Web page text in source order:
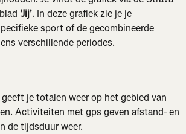
'Jij'. In deze grafiek zie je je
sport of de gecombineerde
verschillende periodes.
je totalen weer op het gebied van
Activiteiten met gps geven afstand- en
de tijdsduur weer.